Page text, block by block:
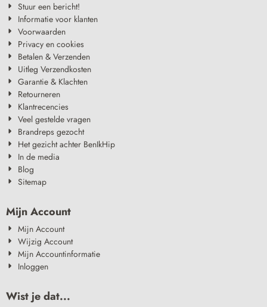
Stuur een bericht!
Informatie voor klanten
Voorwaarden
Privacy en cookies
Betalen & Verzenden
Uitleg Verzendkosten
Garantie & Klachten
Retourneren
Klantrecencies
Veel gestelde vragen
Brandreps gezocht
Het gezicht achter BenIkHip
In de media
Blog
Sitemap
Mijn Account
Mijn Account
Wijzig Account
Mijn Accountinformatie
Inloggen
Wist je dat...